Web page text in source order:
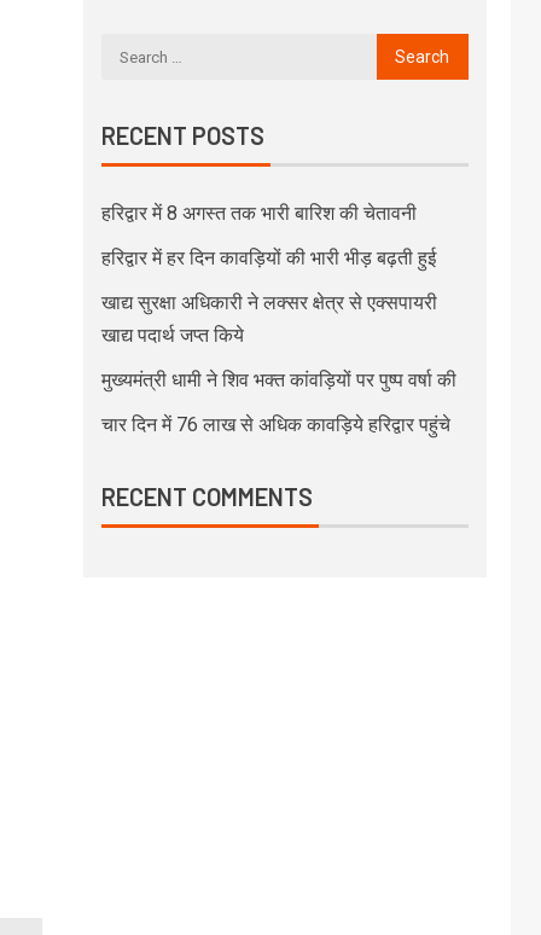
RECENT POSTS
हरिद्वार में 8 अगस्त तक भारी बारिश की चेतावनी
हरिद्वार में हर दिन कावड़ियों की भारी भीड़ बढ़ती हुई
खाद्य सुरक्षा अधिकारी ने लक्सर क्षेत्र से एक्सपायरी
खाद्य पदार्थ जप्त किये
मुख्यमंत्री धामी ने शिव भक्त कांवड़ियों पर पुष्प वर्षा की
चार दिन में 76 लाख से अधिक कावड़िये हरिद्वार पहुंचे
RECENT COMMENTS